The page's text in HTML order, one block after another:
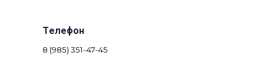
Телефон
8 (985) 351-47-45